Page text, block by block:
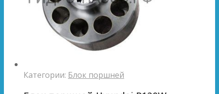
Категории: Блок поршней